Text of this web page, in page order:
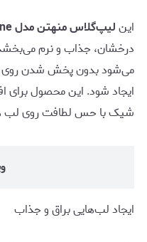
اینلیپ‌گلاس منهتن مدل High Shine
درخشان، جذاب و نرم
می‌شود بدون پخش شدن روی
ایجاد شود. این محصول برای
شیک با حس لطافت روی
ایجاد لب‌هایی براق و جذاب